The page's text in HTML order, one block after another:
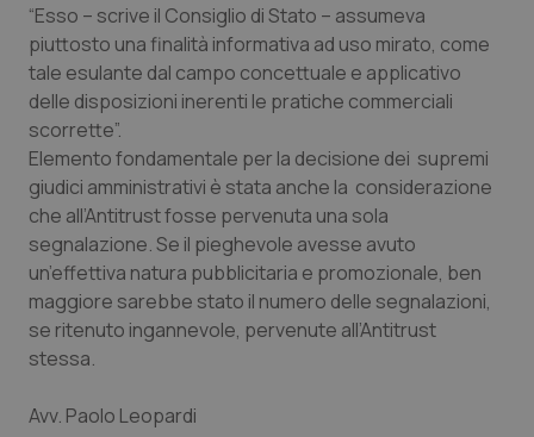
Puglia
Sardegna
Sicilia
Toscana
Umbria
Valle D’Aosta
Veneto
Malattie rare
Malattia di Crohn & Rettocolite Ulcerosa
Neuroscienze & patologie neurodegenerative
Obesità
Oftalmologia
Oncodermatologia
Oncoematologia
“Esso – scrive il Consiglio di Stato – assumeva
piuttosto una finalità informativa ad uso mirato, come
tale esulante dal campo concettuale e applicativo
delle disposizioni inerenti le pratiche commerciali
scorrette”.
Elemento fondamentale per la decisione dei supremi
giudici amministrativi è stata anche la considerazione
che all’Antitrust fosse pervenuta una sola
segnalazione. Se il pieghevole avesse avuto
un’effettiva natura pubblicitaria e promozionale, ben
maggiore sarebbe stato il numero delle segnalazioni,
se ritenuto ingannevole, pervenute all’Antitrust
stessa.
Avv. Paolo Leopardi